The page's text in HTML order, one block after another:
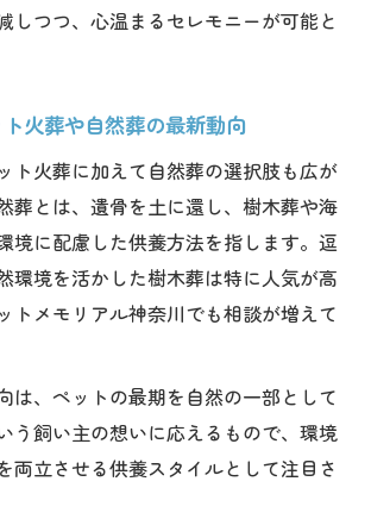
しつつ、心温まるセレモニーが可能と
火葬や自然葬の最新動向
ト火葬に加えて自然葬の選択肢も広が
葬とは、遺骨を土に還し、樹木葬や海
境に配慮した供養方法を指します。逗
環境を活かした樹木葬は特に人気が高
トメモリアル神奈川でも相談が増えて
は、ペットの最期を自然の一部として
う飼い主の想いに応えるもので、環境
両立させる供養スタイルとして注目さ